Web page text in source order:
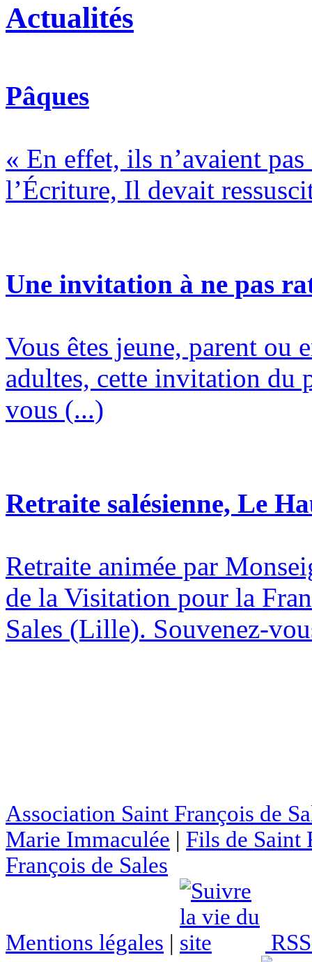
Actualités
Pâques
« En effet, ils n’avaient
l’Écriture, Il devait
Une invitation à ne pas
Vous êtes jeune, parent ou
adultes, cette invitation du
vous (...)
Retraite salésienne, Le
Retraite animée par
de la Visitation pour la
Sales (Lille). Souvenez-
Association Saint François de
Marie Immaculée | Fils de Saint
François de Sales
Mentions légales |